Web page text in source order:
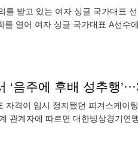
를 받고 있는 여자 싱글 국가대표
열어 여자 싱글 국가대표 A선수
음주에 후배 성추행
자격이 임시 정지됐던 피겨스케이
관계자에 따르면 대한빙상경기연